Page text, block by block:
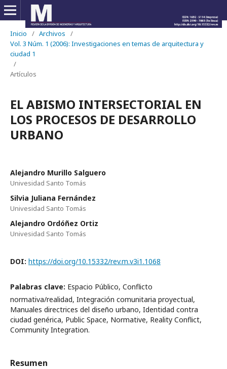
Inicio / Archivos
/
Vol. 3 Núm. 1 (2006): Investigaciones en temas de arquitectura y
ciudad 1
/
Artículos
EL ABISMO INTERSECTORIAL EN
LOS PROCESOS DE DESARROLLO
URBANO
Alejandro Murillo Salguero
Univesidad Santo Tomás
Silvia Juliana Fernández
Univesidad Santo Tomás
Alejandro Ordóñez Ortiz
Univesidad Santo Tomás
DOI: https://doi.org/10.15332/rev.m.v3i1.1068
Palabras clave: Espacio Público, Conflicto
normativa/realidad, Integración comunitaria proyectual,
Manuales directrices del diseño urbano, Identidad contra
ciudad genérica, Public Space, Normative, Reality Conflict,
Community Integration.
Resumen